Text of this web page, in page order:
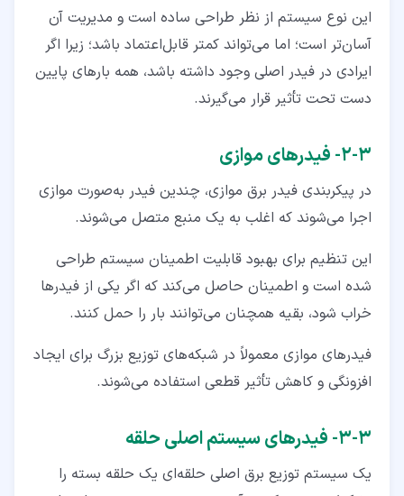
این نوع سیستم از نظر طراحی ساده است و مدیریت آن
آسان‌تر است؛ اما می‌تواند کمتر قابل‌اعتماد باشد؛ زیرا اگر
ایرادی در فیدر اصلی وجود داشته باشد، همه بارهای پایین‌
دست تحت‌ تأثیر قرار می‌گیرند.
۳‏-‏۲‏- فیدرهای موازی
در پیکربندی فیدر برق موازی، چندین فیدر به‌صورت موازی
اجرا می‌شوند که اغلب به یک منبع متصل می‌شوند.
این تنظیم برای بهبود قابلیت اطمینان سیستم طراحی
شده است و اطمینان حاصل می‌کند که اگر یکی از فیدرها
خراب شود، بقیه همچنان می‌توانند بار را حمل کنند.
فیدرهای موازی معمولاً در شبکه‌های توزیع بزرگ برای ایجاد
افزونگی و کاهش تأثیر قطعی استفاده می‌شوند.
۳‏-‏۳‏- فیدرهای سیستم اصلی حلقه
یک سیستم توزیع برق اصلی حلقه‌ای یک حلقه بسته را